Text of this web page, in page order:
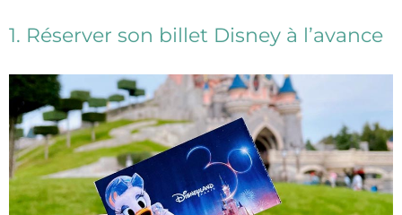
1. Réserver son billet Disney à l’avance